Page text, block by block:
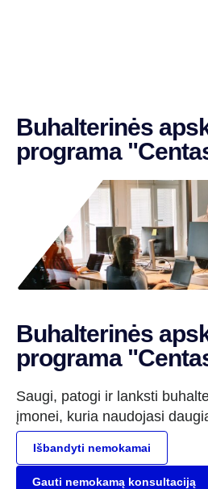
Buhalterinės
programa
Buhalterinės
programa
Saugi, patogi ir lanksti
įmonei, kuria naudojasi
Išbandyti nemokamai
Gauti nemokamą konsultaciją